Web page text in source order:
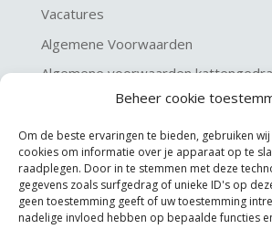
Beheer cookie
Om de beste ervaringen te bieden, gebruiken
cookies om informatie over je apparaat op te
raadplegen. Door in te stemmen met deze
gegevens zoals surfgedrag of unieke ID's op
geen toestemming geeft of uw toestemming
nadelige invloed hebben op bepaalde functies
Vacatures
Algemene Voorwaarden
Algemene voorwaarden
Privacy verklaring
Disclaimer & Copyright